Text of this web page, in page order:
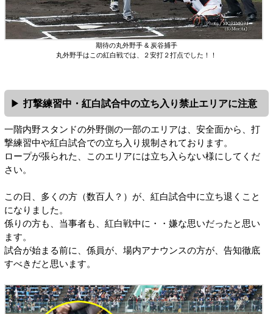
期待の丸外野手 & 炭谷捕手
丸外野手はこの紅白戦では、２安打２打点でした！！
打撃練習中・紅白試合中の立ち入り禁止エリアに注意
一階内野スタンドの外野側の一部のエリアは、安全面から、打
撃練習中や紅白試合での立ち入り規制されております。
ロープが張られた、このエリアには立ち入らない様にしてくだ
さい。
この日、多くの方（数百人？）が、紅白試合中に立ち退くこと
になりました。
係りの方も、当事者も、紅白戦中に・・嫌な思いだったと思い
ます。
試合が始まる前に、係員が、場内アナウンスの方が、告知徹底
すべきだと思います。